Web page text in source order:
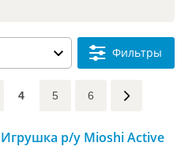
Фильтры
4 5 6
р/у Mioshi Active